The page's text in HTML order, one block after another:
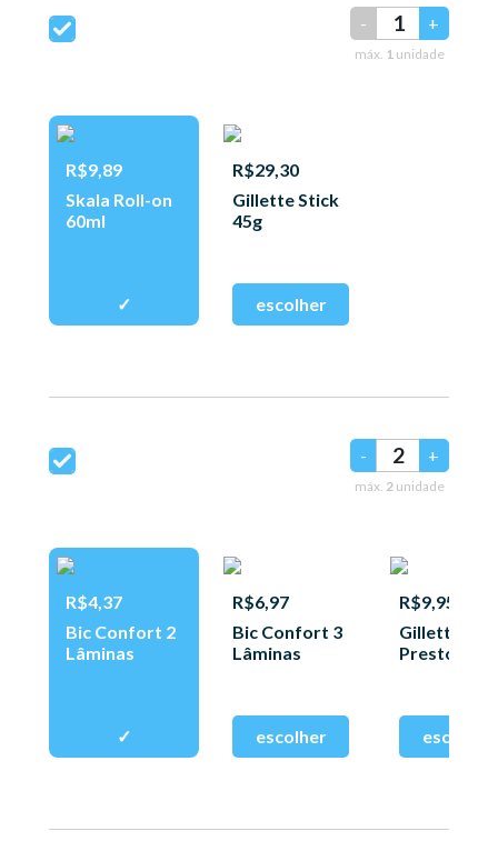
- +
máx. 1 unidade
R$9,89
Skala Roll-on
60ml
R$29,30
Gillette Stick
45g
- +
máx. 2 unidade
R$4,37
Bic Confort 2
Lâminas
R$6,97
Bic Confort 3
Lâminas
R$9,95
Gillette